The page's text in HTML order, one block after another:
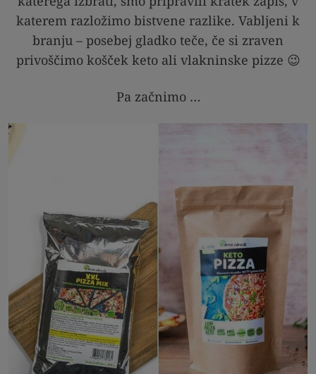
katerem razložimo bistvene razlike. Vabljeni k
branju – posebej gladko teče, če si zraven
privoščimo košček keto ali vlakninske pizze 😉
Pa začnimo …